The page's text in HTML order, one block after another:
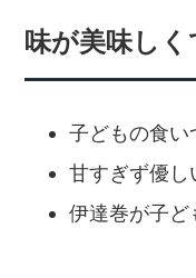
味が美味し
子どもの食い
甘すぎず優し
伊達巻が子ど